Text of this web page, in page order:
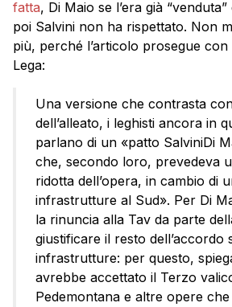
fatta, Di Maio se l’era già
poi Salvini non ha rispettato. Non
più, perché l’articolo prosegue
Lega:
Una versione che contrasta
dell’alleato, i leghisti ancora in
parlano di un «patto SalviniDi
che, secondo loro, prevedeva
ridotta dell’opera, in cambio di
infrastrutture al Sud». Per Di
la rinuncia alla Tav da parte
giustificare il resto dell’accordo
infrastrutture: per questo,
avrebbe accettato il Terzo
Pedemontana e altre opere